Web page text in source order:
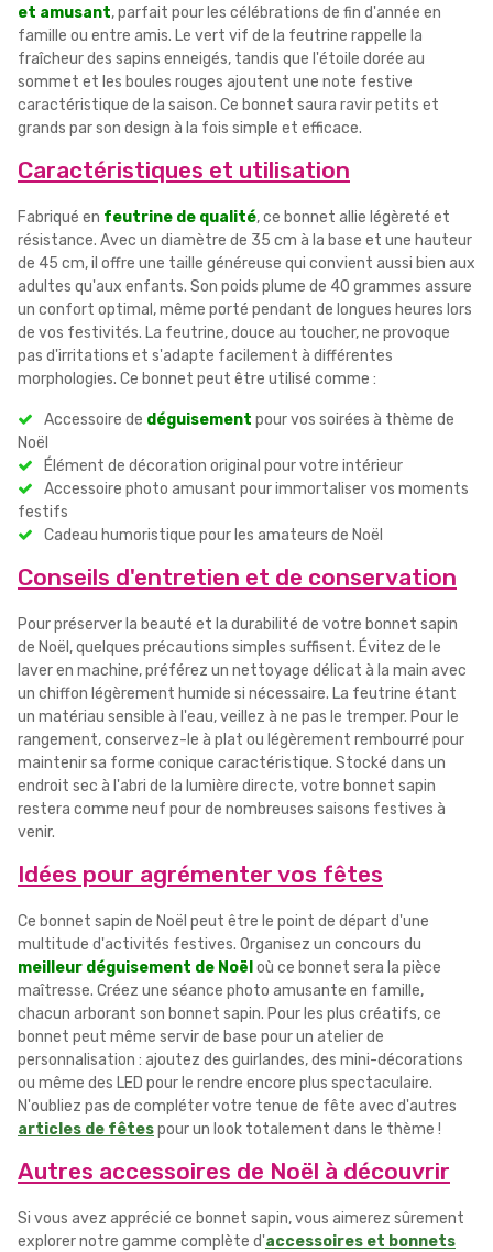
et amusant, parfait pour les célébrations de fin d'année en
famille ou entre amis. Le vert vif de la feutrine rappelle la
fraîcheur des sapins enneigés, tandis que l'étoile dorée au
sommet et les boules rouges ajoutent une note festive
caractéristique de la saison. Ce bonnet saura ravir petits et
grands par son design à la fois simple et efficace.
Caractéristiques et utilisation
Fabriqué en feutrine de qualité, ce bonnet allie légèreté et
résistance. Avec un diamètre de 35 cm à la base et une hauteur
de 45 cm, il offre une taille généreuse qui convient aussi bien aux
adultes qu'aux enfants. Son poids plume de 40 grammes assure
un confort optimal, même porté pendant de longues heures lors
de vos festivités. La feutrine, douce au toucher, ne provoque
pas d'irritations et s'adapte facilement à différentes
morphologies. Ce bonnet peut être utilisé comme :
Accessoire de déguisement pour vos soirées à thème de
Noël
Élément de décoration original pour votre intérieur
Accessoire photo amusant pour immortaliser vos moments
festifs
Cadeau humoristique pour les amateurs de Noël
Conseils d'entretien et de conservation
Pour préserver la beauté et la durabilité de votre bonnet sapin
de Noël, quelques précautions simples suffisent. Évitez de le
laver en machine, préférez un nettoyage délicat à la main avec
un chiffon légèrement humide si nécessaire. La feutrine étant
un matériau sensible à l'eau, veillez à ne pas le tremper. Pour le
rangement, conservez-le à plat ou légèrement rembourré pour
maintenir sa forme conique caractéristique. Stocké dans un
endroit sec à l'abri de la lumière directe, votre bonnet sapin
restera comme neuf pour de nombreuses saisons festives à
venir.
Idées pour agrémenter vos fêtes
Ce bonnet sapin de Noël peut être le point de départ d'une
multitude d'activités festives. Organisez un concours du
meilleur déguisement de Noël où ce bonnet sera la pièce
maîtresse. Créez une séance photo amusante en famille,
chacun arborant son bonnet sapin. Pour les plus créatifs, ce
bonnet peut même servir de base pour un atelier de
personnalisation : ajoutez des guirlandes, des mini-décorations
ou même des LED pour le rendre encore plus spectaculaire.
N'oubliez pas de compléter votre tenue de fête avec d'autres
articles de fêtespour un look totalement dans le thème !
Autres accessoires de Noël à découvrir
Si vous avez apprécié ce bonnet sapin, vous aimerez sûrement
explorer notre gamme complète d'accessoires et bonnets